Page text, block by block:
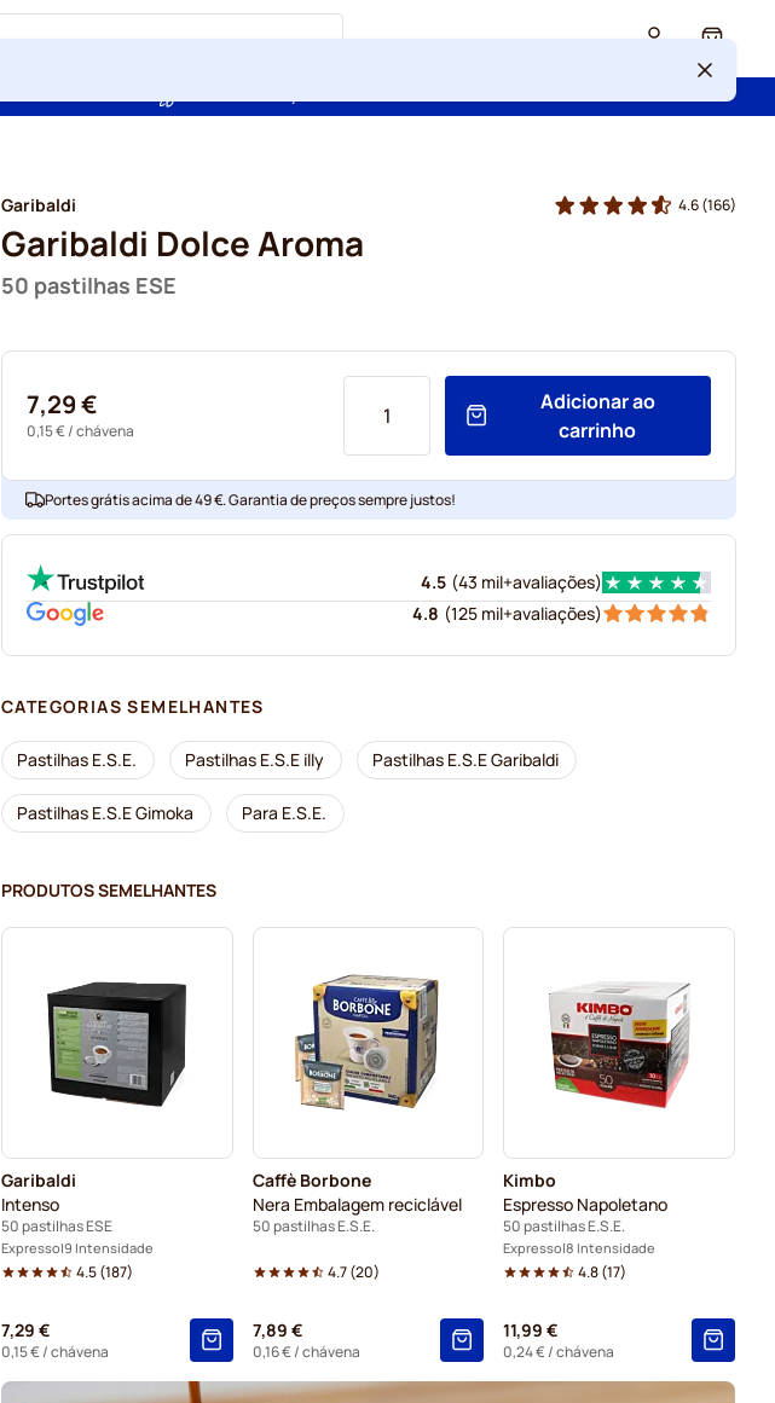
Cart
Garibaldi
Garibaldi Dolce Aroma
50 pastilhas ESE
4.6(166)
7,29 €
0,15 €/ chávena
Adicionar ao
carrinho
Portes grátis acima de 49 €. Garantia de preços sempre justos!
4.5 (43 mil+avaliações)
4.8 (125 mil+avaliações)
CATEGORIAS SEMELHANTES
Pastilhas E.S.E. Pastilhas E.S.E illy Pastilhas E.S.E Garibaldi
Pastilhas E.S.E Gimoka Para E.S.E.
PRODUTOS SEMELHANTES
Garibaldi
Intenso
50 pastilhas ESE
Expresso 9 Intensidade
4.5(187)
7,29 €
0,15 €/ chávena
Caffè Borbone
Nera Embalagem reciclável
50 pastilhas E.S.E.
4.7(20)
7,89 €
0,16 €/ chávena
Kimbo
Espresso Napoletano
50 pastilhas E.S.E.
Expresso 8 Intensidade
4.8(17)
11,99 €
0,24 €/ chávena